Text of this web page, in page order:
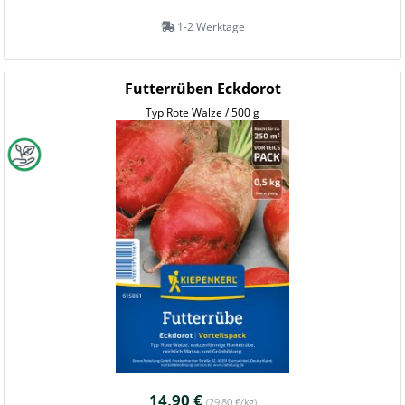
1-2 Werktage
Futterrüben Eckdorot
Typ Rote Walze / 500 g
14,90 € (29,80 €/kg)